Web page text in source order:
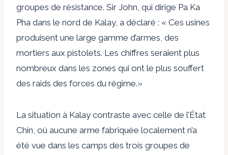
groupes de résistance. Sir John, qui dirige Pa Ka
Pha dans le nord de Kalay, a déclaré : « Ces usines
produisent une large gamme d’armes, des
mortiers aux pistolets. Les chiffres seraient plus
nombreux dans les zones qui ont le plus souffert
des raids des forces du régime.»
La situation à Kalay contraste avec celle de l’État
Chin, où aucune arme fabriquée localement n’a
été vue dans les camps des trois groupes de